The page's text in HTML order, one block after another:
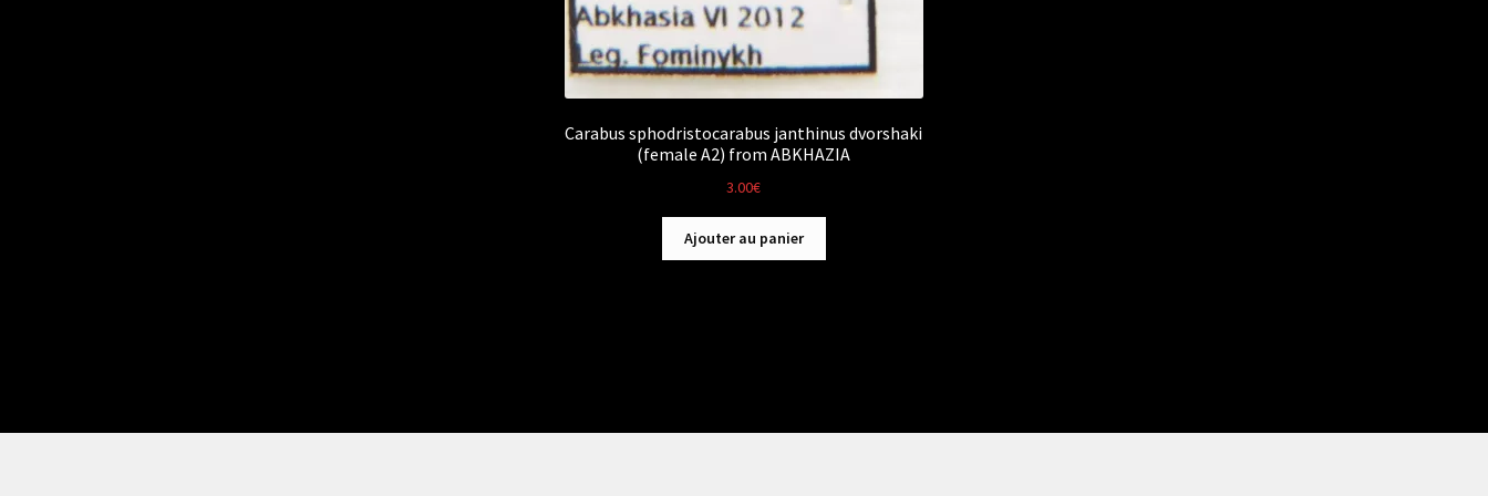
Carabus sphodristocarabus janthinus dvorshaki
(female A2) from ABKHAZIA
3.00€
Ajouter au panier